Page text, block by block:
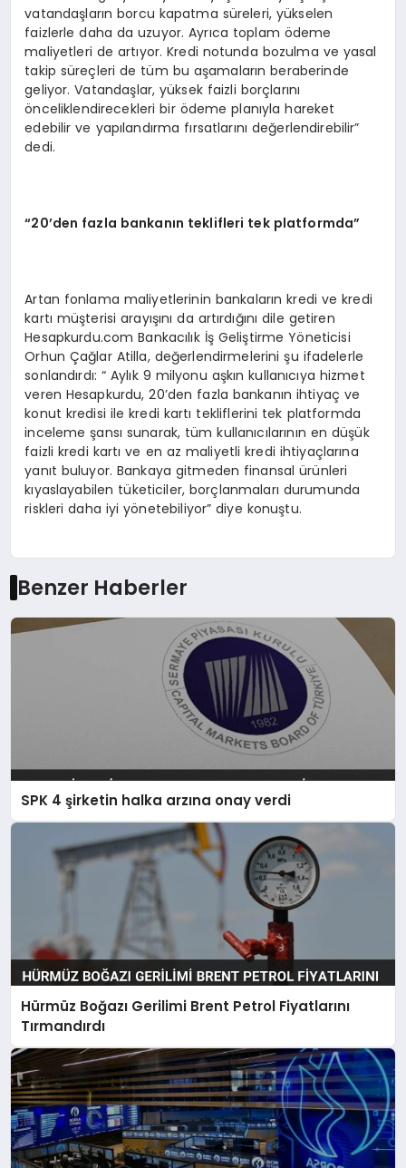
vatandaşların borcu kapatma süreleri, yükselen
faizlerle daha da uzuyor. Ayrıca toplam ödeme
maliyetleri de artıyor. Kredi notunda bozulma ve yasal
takip süreçleri de tüm bu aşamaların beraberinde
geliyor. Vatandaşlar, yüksek faizli borçlarını
önceliklendirecekleri bir ödeme planıyla hareket
edebilir ve yapılandırma fırsatlarını değerlendirebilir”
dedi.
“20’den fazla bankanın teklifleri tek platformda”
Artan fonlama maliyetlerinin bankaların kredi ve kredi
kartı müşterisi arayışını da artırdığını dile getiren
Hesapkurdu.com Bankacılık İş Geliştirme Yöneticisi
Orhun Çağlar Atilla, değerlendirmelerini şu ifadelerle
sonlandırdı: “ Aylık 9 milyonu aşkın kullanıcıya hizmet
veren Hesapkurdu, 20’den fazla bankanın ihtiyaç ve
konut kredisi ile kredi kartı tekliflerini tek platformda
inceleme şansı sunarak, tüm kullanıcılarının en düşük
faizli kredi kartı ve en az maliyetli kredi ihtiyaçlarına
yanıt buluyor. Bankaya gitmeden finansal ürünleri
kıyaslayabilen tüketiciler, borçlanmaları durumunda
riskleri daha iyi yönetebiliyor” diye konuştu.
Benzer Haberler
SPK 4 şirketin halka arzına onay verdi
Hürmüz Boğazı Gerilimi Brent Petrol Fiyatlarını
Tırmandırdı